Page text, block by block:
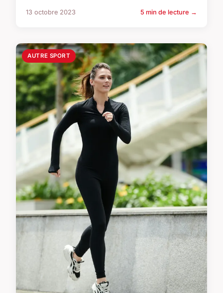
13 octobre 2023 5 min de lecture →
AUTRE SPORT